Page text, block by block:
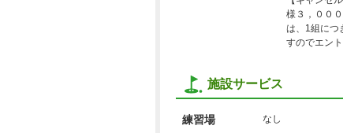
様３，００
は、1組につ
すのでエン
施設サービス
練習場 なし